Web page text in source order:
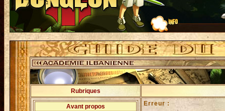
Rubriques
Avant propos Erreur :